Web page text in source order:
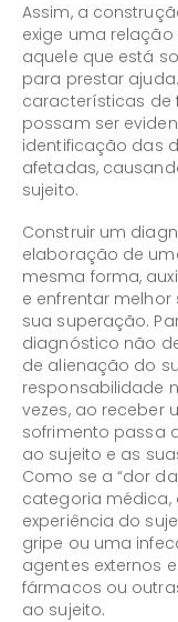
Assim, a
exige uma
aquele que está
para prestar
características de
possam ser
identificação das
afetadas,
sujeito.
Construir um
elaboração de
mesma forma,
e enfrentar
sua superação.
diagnóstico não
de alienação do
responsabilidade
vezes, ao receber
sofrimento passa
ao sujeito e as
Como se a “dor
categoria médica,
experiência do
gripe ou uma
agentes externos
fármacos ou
ao sujeito.